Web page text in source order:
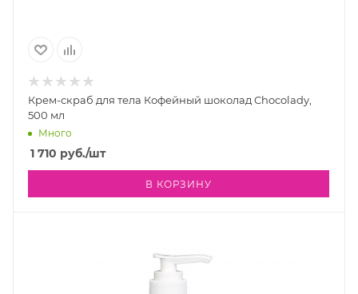
Крем-скраб для тела Кофейный шоколад Chocolady,
500 мл
Много
1 710 руб./шт
В КОРЗИНУ